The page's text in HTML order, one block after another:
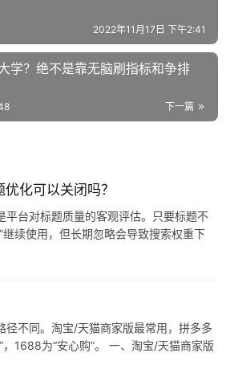
2022年11月17日 下午2:41
学？绝不是靠无脑刷指标和争排
下一篇
化可以关闭吗？
平台对标题质量的客观评估。只要标题不
继续使用，但长期忽略会导致搜索权重下
径不同。淘宝/天猫商家版最常用，拼多多
，1688为“安心购”。 一、淘宝/天猫商家版